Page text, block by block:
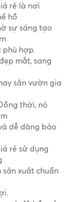
rẻ là nơi
hồ
sự sáng tạo
phù hợp.
mắt, sang
sân vườn gia
thời, nó
dễ dàng bảo
rẻ sử dụng
xuất chuẩn